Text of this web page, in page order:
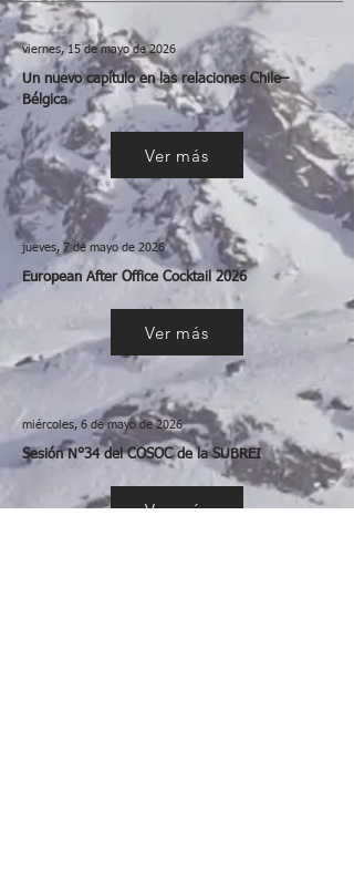
viernes, 15 de mayo de 2026
Un nuevo capítulo en las relaciones Chile–
Bélgica
Ver más
jueves, 7 de mayo de 2026
European After Office Cocktail 2026
Ver más
miércoles, 6 de mayo de 2026
Sesión N°34 del COSOC de la SUBREI
Ver más